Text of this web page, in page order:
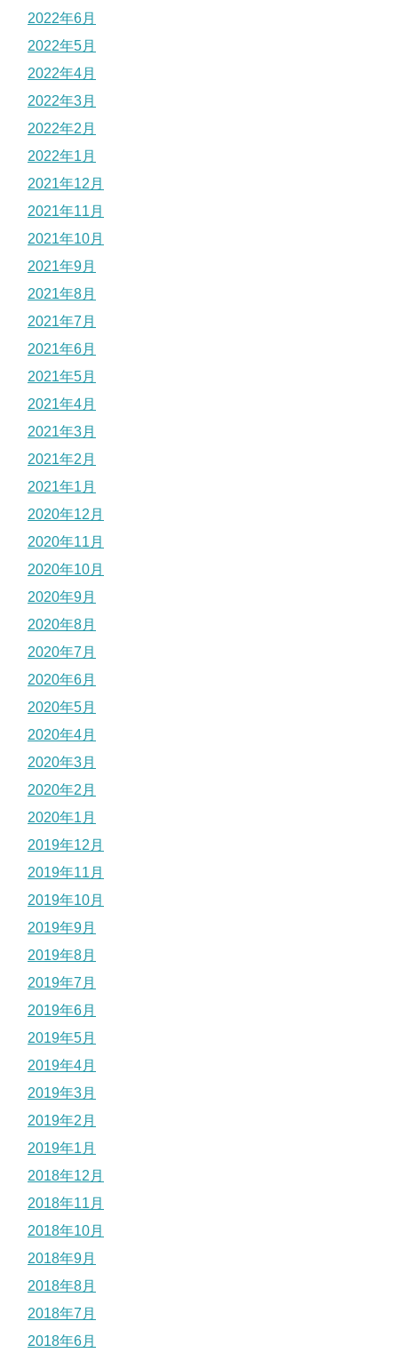
2022年6月
2022年5月
2022年4月
2022年3月
2022年2月
2022年1月
2021年12月
2021年11月
2021年10月
2021年9月
2021年8月
2021年7月
2021年6月
2021年5月
2021年4月
2021年3月
2021年2月
2021年1月
2020年12月
2020年11月
2020年10月
2020年9月
2020年8月
2020年7月
2020年6月
2020年5月
2020年4月
2020年3月
2020年2月
2020年1月
2019年12月
2019年11月
2019年10月
2019年9月
2019年8月
2019年7月
2019年6月
2019年5月
2019年4月
2019年3月
2019年2月
2019年1月
2018年12月
2018年11月
2018年10月
2018年9月
2018年8月
2018年7月
2018年6月